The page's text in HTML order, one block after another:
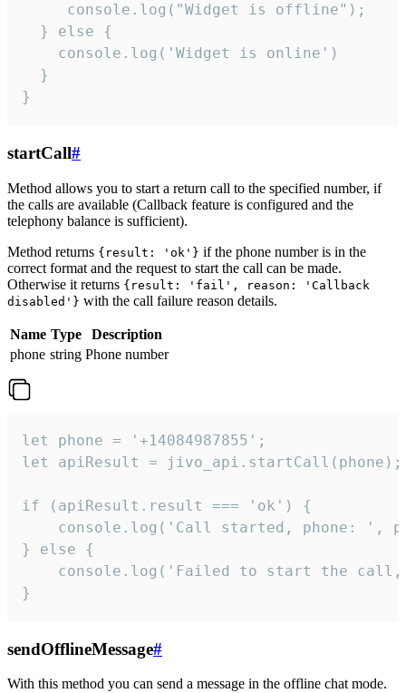
     console.log("Widget is offline");
  } else {
    console.log('Widget is online')
  }
}
startCall#
Method allows you to start a return call to the specified number, if
the calls are available (Callback feature is configured and the
telephony balance is sufficient).
Method returns {result: 'ok'} if the phone number is in the
correct format and the request to start the call can be made.
Otherwise it returns {result: 'fail', reason: 'Callback
disabled'} with the call failure reason details.
Name Type
Description
phone string Phone number
let phone = '+14084987855';
let apiResult = jivo_api.startCall(phone);
if (apiResult.result === 'ok') {
console.log('Call started, phone: ',
} else {
console.log('Failed to start the
}
sendOfflineMessage#
With this method you can send a message in the offline chat mode.